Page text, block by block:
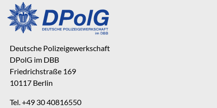
Deutsche Polizeigewerkschaft
DPolG im DBB
Friedrichstraße 169
10117 Berlin
Tel. +49 30 40816550